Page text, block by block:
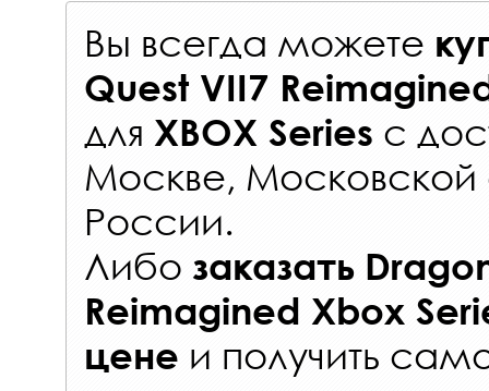
Вы всегда можете
Quest VII7
для XBOX Series с
Москве, Московской
России.
Либо заказать
Reimagined Xbox
цене и получить